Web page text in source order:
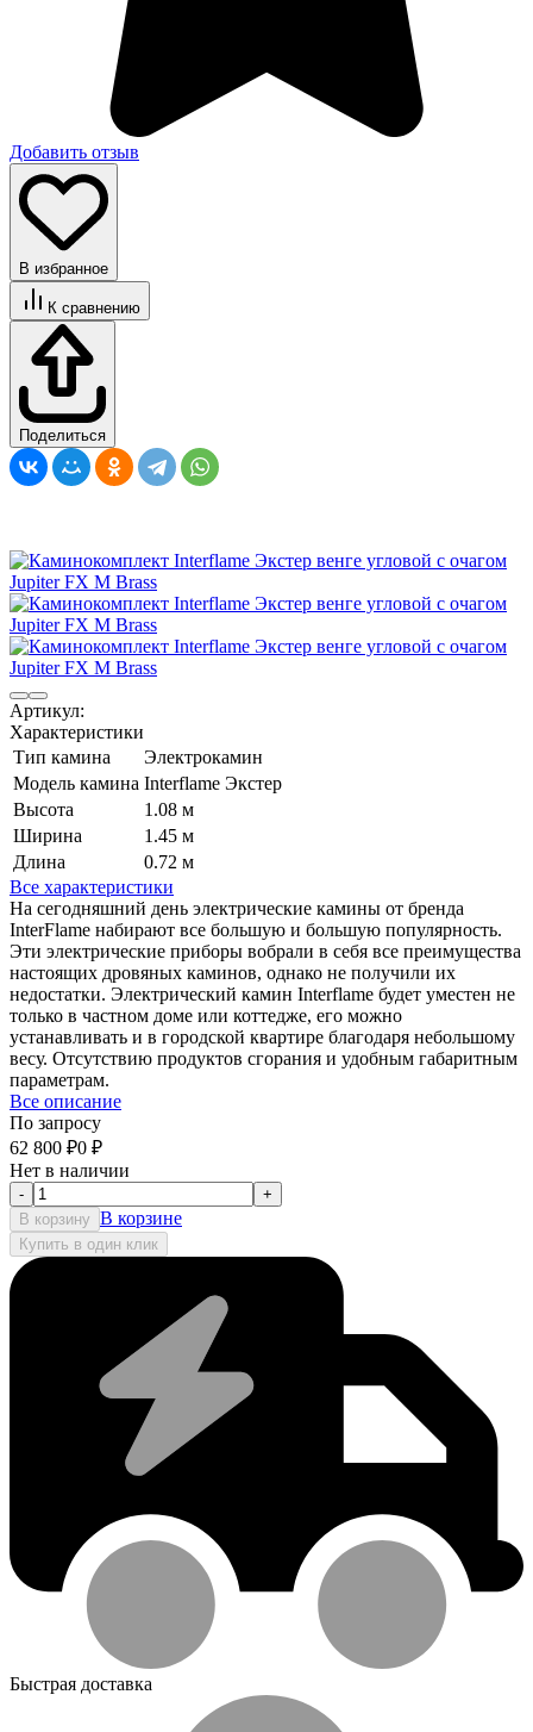
Добавить отзыв
В избранное
К сравнению
Поделиться
Артикул:
Характеристики
Тип камина
Электрокамин
Модель камина Interflame Экстер
Высота
1.08 м
Ширина
1.45 м
Длина
0.72 м
Все характеристики
На сегодняшний день электрические камины от бренда
InterFlame набирают все большую и большую популярность.
Эти электрические приборы вобрали в себя все преимущества
настоящих дровяных каминов, однако не получили их
недостатки. Электрический камин Interflame будет уместен не
только в частном доме или коттедже, его можно
устанавливать и в городской квартире благодаря небольшому
весу. Отсутствию продуктов сгорания и удобным габаритным
параметрам.
Все описание
По запросу
62 800 ₽0 ₽
Нет в наличии
-
+
В корзину В корзине
Купить в один клик
Быстрая доставка